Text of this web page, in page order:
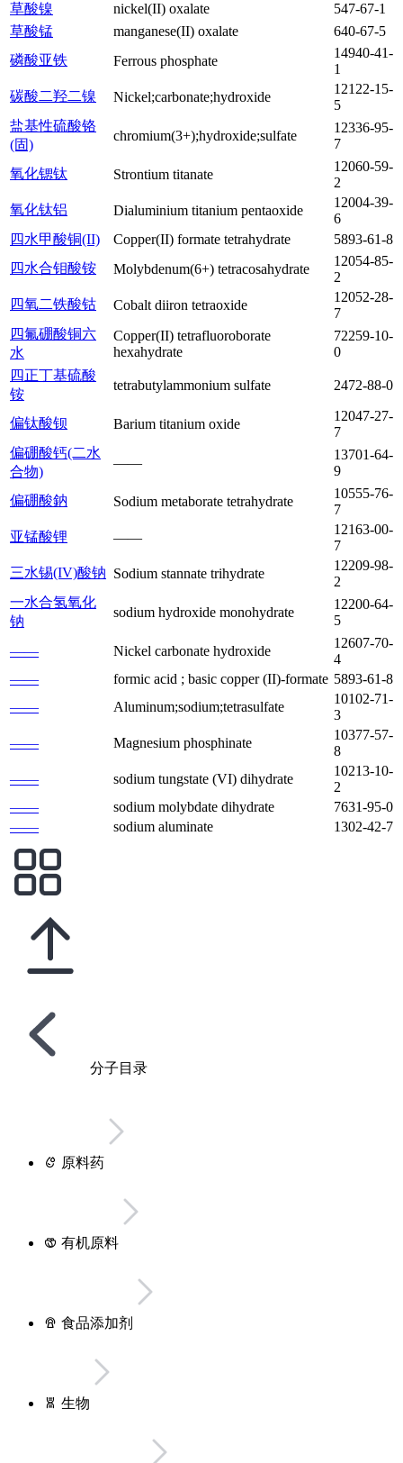
草酸镍 nickel(II) oxalate
547-67-1
草酸锰
manganese(II) oxalate
640-67-5
磷酸亚铁
Ferrous phosphate
14940-41-
1
碳酸二羟二镍
Nickel;carbonate;hydroxide
12122-15-
5
盐基性硫酸铬
(固)
chromium(3+);hydroxide;sulfate
12336-95-
7
氧化锶钛
Strontium titanate
12060-59-
2
氧化钛铝
Dialuminium titanium pentaoxide
12004-39-
6
四水甲酸铜(II)
Copper(II) formate tetrahydrate
5893-61-8
四水合钼酸铵
Molybdenum(6+) tetracosahydrate
12054-85-
2
四氧二铁酸钴
Cobalt diiron tetraoxide
12052-28-
7
四氟硼酸铜六
水
Copper(II) tetrafluoroborate
hexahydrate
72259-10-
0
四正丁基硫酸
铵
tetrabutylammonium sulfate 2472-88-0
偏钛酸钡 Barium titanium oxide
12047-27-
7
偏硼酸钙(二水
合物)
——
13701-64-
9
偏硼酸鈉
Sodium metaborate tetrahydrate
10555-76-
7
亚锰酸锂
——
12163-00-
7
三水锡(IV)酸钠 Sodium stannate trihydrate
12209-98-
2
一水合氢氧化
钠
sodium hydroxide monohydrate
12200-64-
5
——
Nickel carbonate hydroxide
12607-70-
4
——
formic acid ; basic copper (II)-formate 5893-61-8
——
Aluminum;sodium;tetrasulfate
10102-71-
3
——
Magnesium phosphinate
10377-57-
8
——
sodium tungstate (VI) dihydrate
10213-10-
2
——
sodium molybdate dihydrate
7631-95-0
——
sodium aluminate 1302-42-7
分子目录
原料药
有机原料
食品添加剂
生物